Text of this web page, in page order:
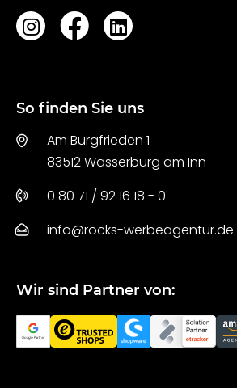
So finden Sie uns
Am Burgfrieden 1
83512 Wasserburg am Inn
0 80 71 / 92 16 18 - 0
info@rocks-werbeagentur.de
Wir sind Partner von: